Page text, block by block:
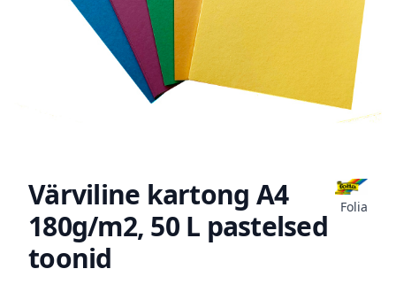
Värviline kartong A4
180g/m2, 50 L pastelsed
toonid
Folia